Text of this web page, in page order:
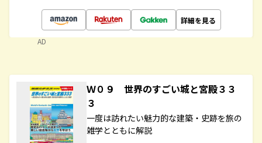
詳細を見る
AD
Ｗ０９ 世界のすごい城と宮殿３３
３
一度は訪れたい魅力的な建築・史跡を旅の
雑学とともに解説